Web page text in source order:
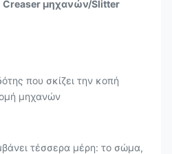
μηχανών/Slitter
που σκίζει την κοπή
μηχανών
τέσσερα μέρη: το σώμα,